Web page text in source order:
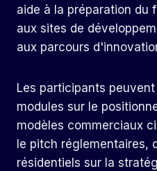
aide à la préparation du
aux sites de
aux parcours
Les participants
modules sur le
modèles commerciaux
le pitch réglementaires,
résidentiels sur la